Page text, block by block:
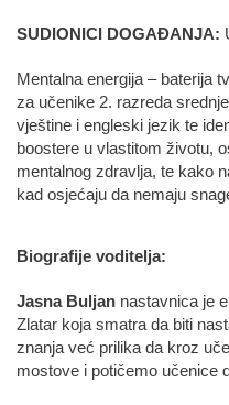
SUDIONICI DOGAĐANJA:
Mentalna energija – baterija
za učenike 2. razreda
vještine i engleski jezik te
boostere u vlastitom životu,
mentalnog zdravlja, te kako
kad osjećaju da nemaju
Biografije voditelja:
Jasna Buljan nastavnica je
Zlatar koja smatra da biti
znanja već prilika da kroz
mostove i potičemo učenice